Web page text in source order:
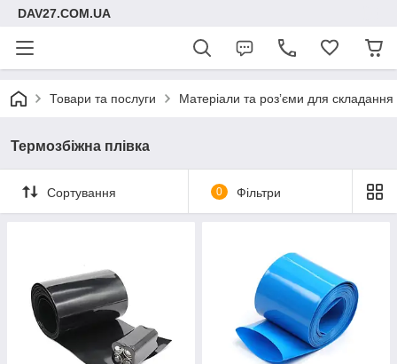
DAV27.COM.UA
Товари та послуги Матеріали та розʼєми для складання
Термозбіжна плівка
Сортування 0 Фільтри